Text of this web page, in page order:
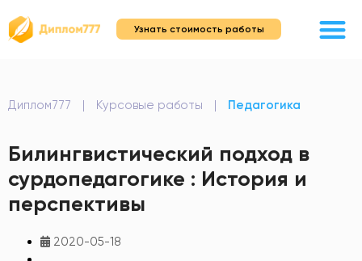
Узнать стоимость работы
Диплом777 | Курсовые работы | Педагогика
Билингвистический подход в
сурдопедагогике : История и
перспективы
2020-05-18